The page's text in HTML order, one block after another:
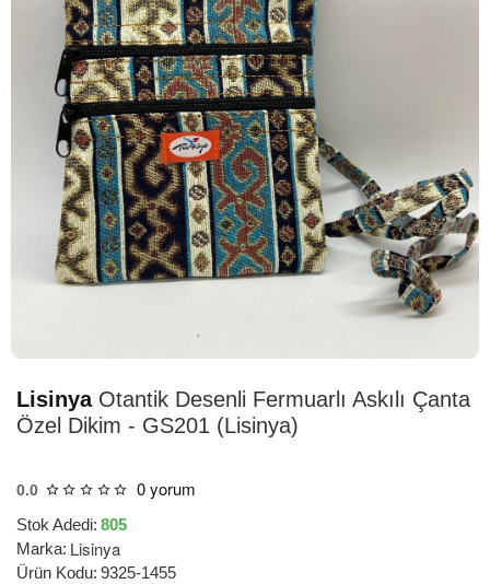
LisinyaOtantik Desenli Fermuarlı Askılı Çanta
Özel Dikim - GS201 (Lisinya)
0.0 0 yorum
Stok Adedi: 805
Marka: Lisinya
Ürün Kodu: 9325-1455